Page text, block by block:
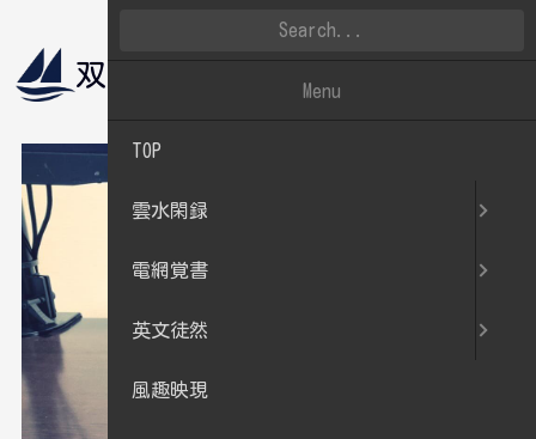
双帆遠影
Menu
TOP
雲水閑録
電網覚書
英文徒然
風趣映現